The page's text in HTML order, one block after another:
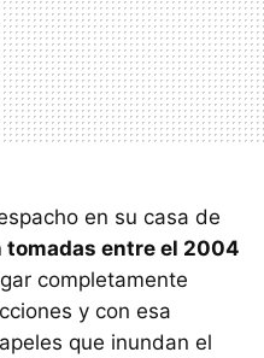
en su casa de
tomadas entre el 2004
completamente
y con esa
que inundan el